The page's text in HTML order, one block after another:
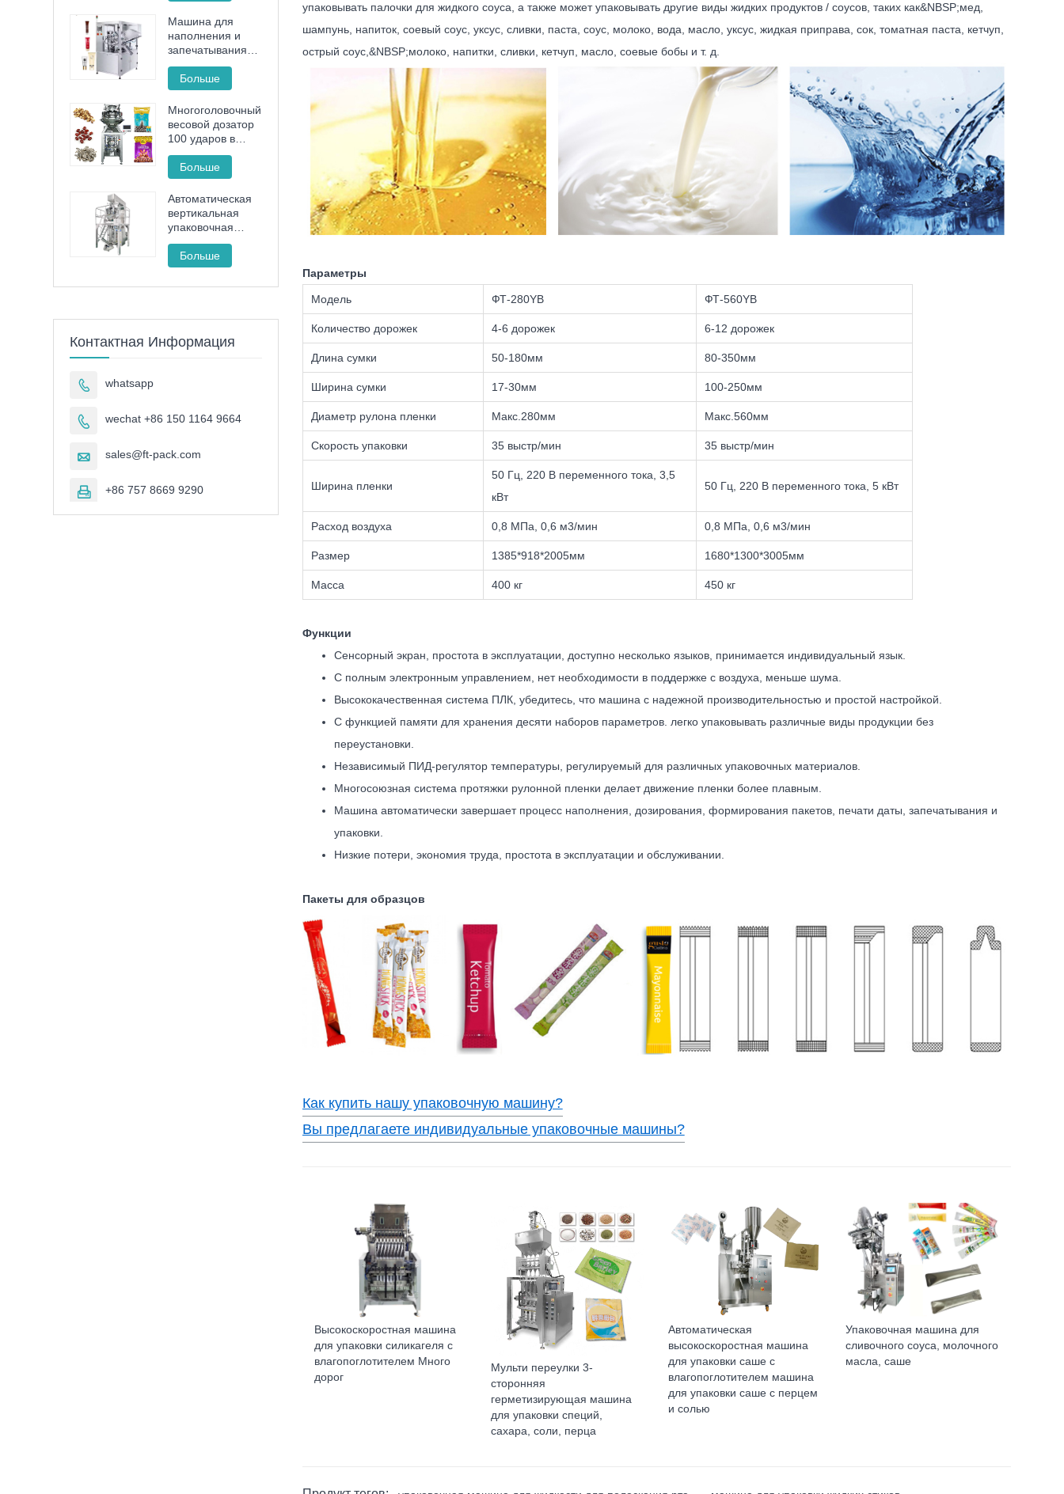
упаковывать палочки для жидкого соуса, а также может упаковывать другие виды жидких продуктов / соусов, таких как&NBSP;мед,
шампунь, напиток, соевый соус, уксус, сливки, паста, соус, молоко, вода, масло, уксус, жидкая приправа, сок, томатная паста, кетчуп,
острый соус,&NBSP;молоко, напитки, сливки, кетчуп, масло, соевые бобы и т. д.
Параметры
Модель ФТ-280YB ФТ-560YB
Количество дорожек 4-6 дорожек 6-12 дорожек
Длина сумки 50-180мм 80-350мм
Ширина сумки 17-30мм 100-250мм
Диаметр рулона пленки Макс.280мм Макс.560мм
Скорость упаковки 35 выстр/мин 35 выстр/мин
Ширина пленки
50 Гц, 220 В переменного тока, 3,5
кВт
50 Гц, 220 В переменного тока, 5 кВт
Расход воздуха 0,8 МПа, 0,6 м3/мин 0,8 МПа, 0,6 м3/мин
Размер 1385*918*2005мм 1680*1300*3005мм
Масса 400 кг 450 кг
Функции
Сенсорный экран, простота в эксплуатации, доступно несколько языков, принимается индивидуальный язык.
С полным электронным управлением, нет необходимости в поддержке с воздуха, меньше шума.
Высококачественная система ПЛК, убедитесь, что машина с надежной производительностью и простой настройкой.
С функцией памяти для хранения десяти наборов параметров. легко упаковывать различные виды продукции без
переустановки.
Независимый ПИД-регулятор температуры, регулируемый для различных упаковочных материалов.
Многосоюзная система протяжки рулонной пленки делает движение пленки более плавным.
Машина автоматически завершает процесс наполнения, дозирования, формирования пакетов, печати даты, запечатывания и
упаковки.
Низкие потери, экономия труда, простота в эксплуатации и обслуживании.
Пакеты для образцов
Как купить нашу упаковочную машину?
Вы предлагаете индивидуальные упаковочные машины?
Высокоскоростная машина
для упаковки силикагеля с
влагопоглотителем Много
дорог
Мульти переулки 3-
сторонняя
герметизирующая машина
для упаковки специй,
сахара, соли, перца
Автоматическая
высокоскоростная машина
для упаковки саше с
влагопоглотителем машина
для упаковки саше с перцем
и солью
Упаковочная машина для
сливочного соуса, молочного
масла, саше
Машина для
наполнения и
запечатывания
тюбиков с зубной
пастой. Машина
для наполнения
и запечатывания
косметических
туб.
Больше
Многоголовочный
весовой дозатор
100 ударов в
минуту,
высокоскоростная
машина для
упаковки гранул с
полным
сервоприводом
Больше
Автоматическая
вертикальная
упаковочная
машина для
макаронных
изделий с
картофелем фри
Больше
Контактная Информация
 whatsapp
 wechat +86 150 1164 9664
 sales@ft-pack.com
 +86 757 8669 9290